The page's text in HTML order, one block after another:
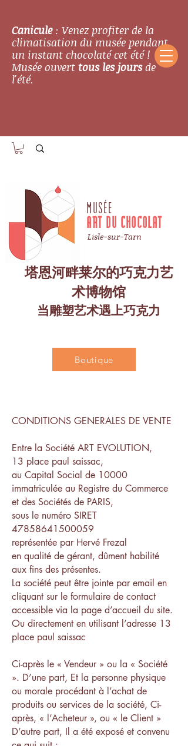
Canicule: Venez profiter de la
climatisation du musée pendant
un instant chocolaté cet été !
Musée ouverttous les joursde
l'été.
塔恩河畔莱尔的巧克力艺
术博物馆
当雕塑艺术遇上巧克力
Lisle-sur-Tarn
MUSÉE
ART DU CHOCOLAT
Boutique
CONDITIONS GENERALES DE VENTE
Entre la Société ART EVOLUTION,
13 place paul saissac,
au Capital Social de 10000
immatriculée au Registre du Commerce
et des Sociétés de PARIS,
sous le numéro SIRET
47858641500059
représentée par Hervé Frezal
en qualité de gérant, dûment habilité
aux fins des présentes.
La société peut être jointe par email en
cliquant sur le formulaire de contact
accessible via la page d’accueil du site.
Ou directement en utilisant l’adresse 13
place paul saissac
Ci-après le « Vendeur » ou la « Société
». D’une part, Et la personne physique
ou morale procédant à l’achat de
produits ou services de la société, Ci-
après, « l’Acheteur », ou « le Client »
D’autre part, Il a été exposé et convenu